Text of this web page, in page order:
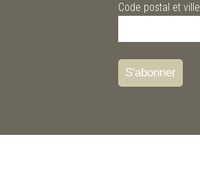
Code postal et ville